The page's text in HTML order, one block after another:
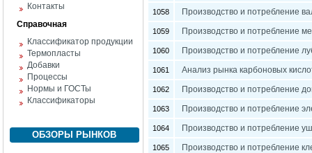
Контакты
Справочная
Классификатор продукции
Термопласты
Добавки
Процессы
Нормы и ГОСТы
Классификаторы
ОБЗОРЫ РЫНКОВ
1058 Производство и потребление
1059 Производство и потребление
1060 Производство и потребление
1061 Анализ рынка карбоновых
1062 Производство и потребление
1063 Производство и потребление
1064 Производство и потребление
1065 Производство и потребление